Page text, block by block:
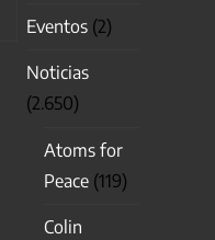
Eventos (2)
Noticias
(2.650)
Atoms for
Peace (119)
Colin